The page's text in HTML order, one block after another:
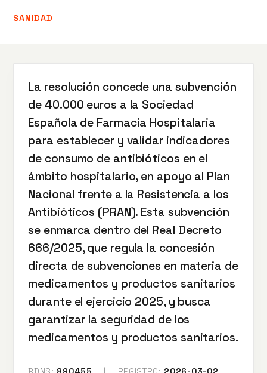
SANIDAD
La resolución concede una subvención
de 40.000 euros a la Sociedad
Española de Farmacia Hospitalaria
para establecer y validar indicadores
de consumo de antibióticos en el
ámbito hospitalario, en apoyo al Plan
Nacional frente a la Resistencia a los
Antibióticos (PRAN). Esta subvención
se enmarca dentro del Real Decreto
666/2025, que regula la concesión
directa de subvenciones en materia de
medicamentos y productos sanitarios
durante el ejercicio 2025, y busca
garantizar la seguridad de los
medicamentos y productos sanitarios.